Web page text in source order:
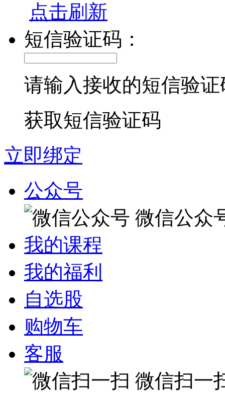
点击刷新
短信验证码：
请输入接收的短信验证
获取短信验证码
立即绑定
公众号
微信公众
我的课程
我的福利
自选股
购物车
客服
微信扫一